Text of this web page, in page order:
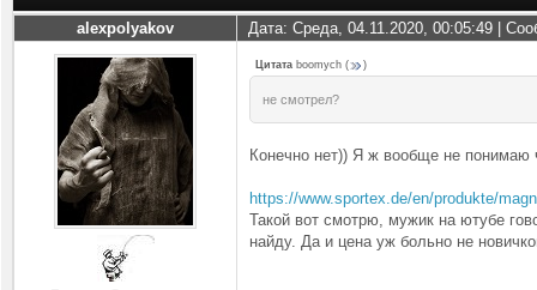
alexpolyakov Дата: Среда, 04.11.2020, 00:05:49 |
Цитата boomych ( )
не смотрел?
Конечно нет)) Я ж вообще не понимаю
https://www.sportex.de/en/produkte/
Такой вот смотрю, мужик на ютубе
найду. Да и цена уж больно не